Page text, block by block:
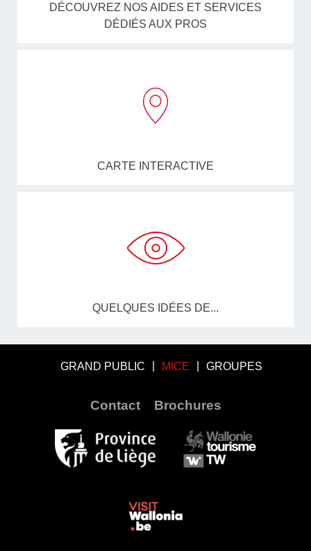
DÉCOUVREZ NOS AIDES ET SERVICES
DÉDIÉS AUX PROS
CARTE INTERACTIVE
QUELQUES IDÉES DE...
GRAND PUBLIC MICE GROUPES
Contact Brochures